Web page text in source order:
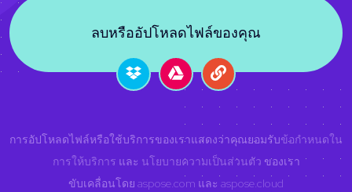
ลบหรืออัปโหลดไฟล์ของคุณ
การอัปโหลดไฟล์หรือใช้บริการของเราแสดงว่าคุณยอมรับข้อกำหนดใน
การให้บริการ และ นโยบายความเป็นส่วนตัว ของเรา
ขับเคลื่อนโดย aspose.com และ aspose.cloud